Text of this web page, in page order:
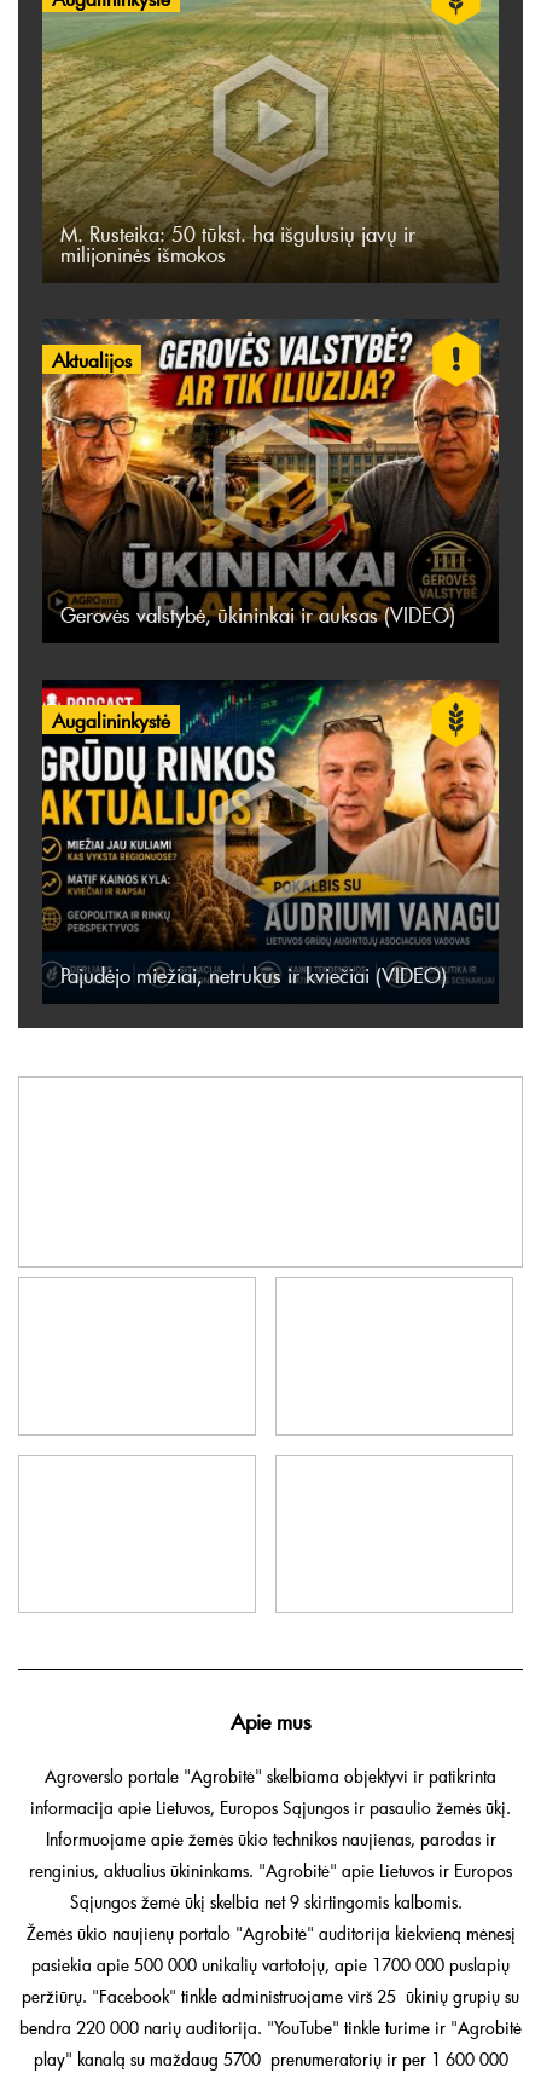
M. Rusteika: 50 tūkst. ha išgulusių javų ir
milijoninės išmokos
Aktualijos
Gerovės valstybė, ūkininkai ir auksas (VIDEO)
Augalininkystė
Pajudėjo miežiai, netrukus ir kviečiai (VIDEO)
Apie mus
Agroverslo portale "Agrobitė" skelbiama objektyvi ir patikrinta
informacija apie Lietuvos, Europos Sąjungos ir pasaulio žemės ūkį.
Informuojame apie žemės ūkio technikos naujienas, parodas ir
renginius, aktualius ūkininkams. "Agrobitė" apie Lietuvos ir Europos
Sąjungos žemė ūkį skelbia net 9 skirtingomis kalbomis.
Žemės ūkio naujienų portalo "Agrobitė" auditorija kiekvieną mėnesį
pasiekia apie 500 000 unikalių vartotojų, apie 1700 000 puslapių
peržiūrų. "Facebook" tinkle administruojame virš 25 ūkinių grupių su
bendra 220 000 narių auditorija. "YouTube" tinkle turime ir "Agrobitė
play" kanalą su maždaug 5700 prenumeratorių ir per 1 600 000